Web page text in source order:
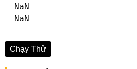
NaN
NaN
Chạy Thử